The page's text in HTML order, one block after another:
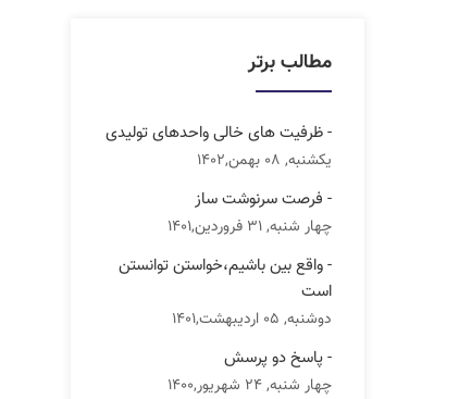
مطالب برتر
- ظرفیت های خالی واحدهای تولیدی
یکشنبه, 08 بهمن,1402
- فرصت سرنوشت ساز
چهار شنبه, 31 فروردین,1401
- واقع بین باشیم،خواستن توانستن
است
دوشنبه, 05 اردیبهشت,1401
- پاسخ دو پرسش
چهار شنبه, 24 شهریور,1400